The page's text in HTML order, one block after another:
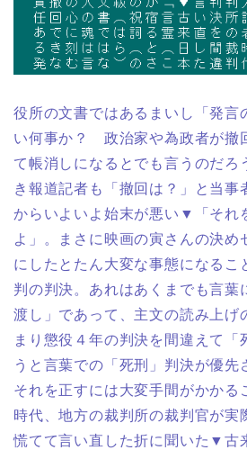
役所の文書ではあるまいし「発言
い何事か？ 政治家や為政者が撤
て帳消しになるとでも言うのだろ
き報道記者も「撤回は？」と当事
からいよいよ始末が悪い▼「それ
よ」。まさに映画の寅さんの決め
にしたとたん大変な事態になるこ
判の判決。あれはあくまでも言葉
渡し」であって、主文の読み上げ
まり懲役４年の判決を間違えて「
うと言葉での「死刑」判決が優先
それを正すには大変手間がかかる
時代、地方の裁判所の裁判官が実
慌てて言い直した折に聞いた▼古